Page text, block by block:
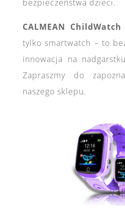
bezpieczeństwa dzieci.
CALMEAN ChildWatch
tylko smartwatch – to
innowacja na
Zapraszmy do
naszego sklepu.